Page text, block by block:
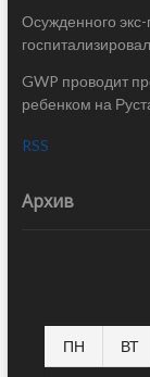
Осужденного
GWP проводит
ребенком на
RSS
Архив
ПН ВТ